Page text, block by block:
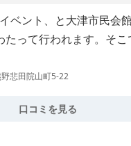
ベント、と大津市民会
たって行われます。そこ
悲田院山町5-22
口コミを見る